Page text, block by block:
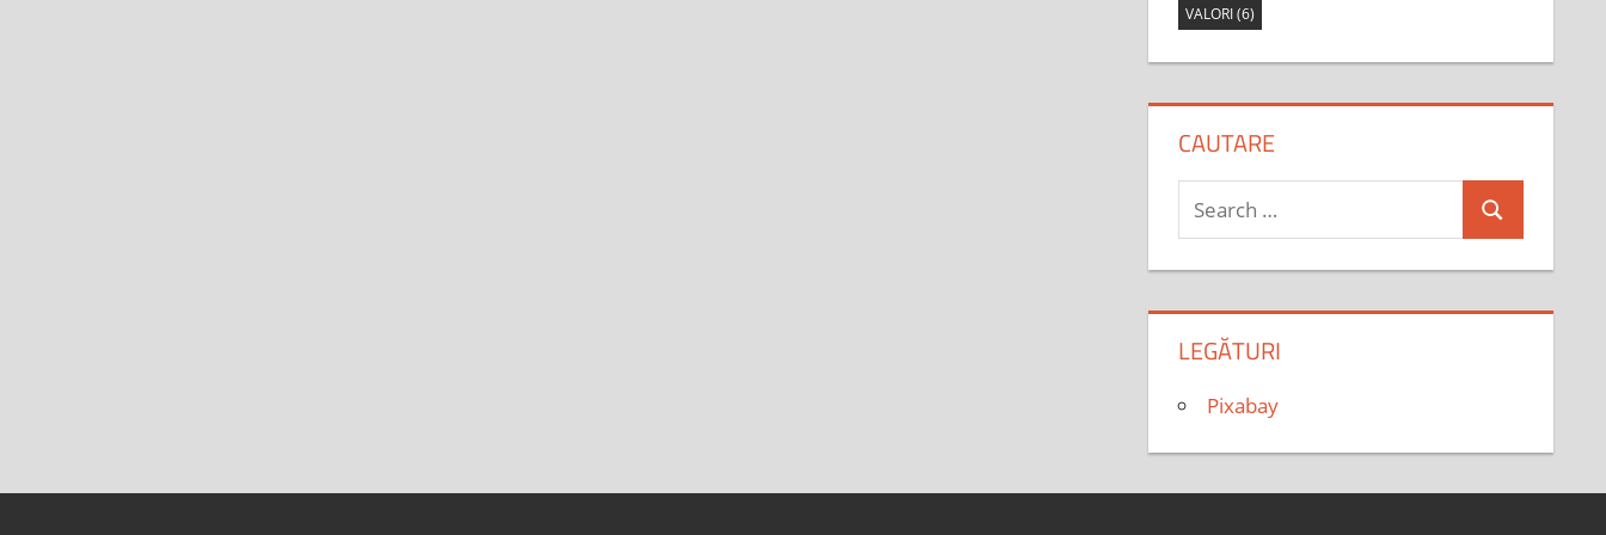
VALORI(6)
CAUTARE
Search
for:
Search
LEGĂTURI
Pixabay